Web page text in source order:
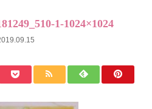
1-1024×1024